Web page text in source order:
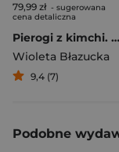
79,99 zł - sugerowana
cena detaliczna
Pierogi z kimchi. Moje ulubione azjatyckie przepisy
Wioleta Błazucka
9,4 (7)
Podobne